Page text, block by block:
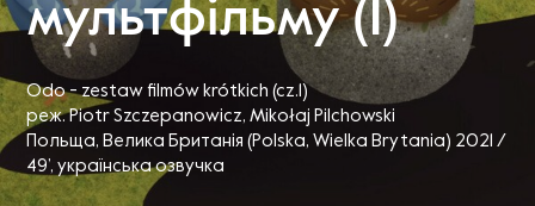
мультфільму (1)
Odo - zestaw filmów krótkich (cz.1)
реж. Piotr Szczepanowicz, Mikołaj Pilchowski
Польща, Велика Британія (Polska, Wielka Brytania) 2021 /
49’, українська озвучка